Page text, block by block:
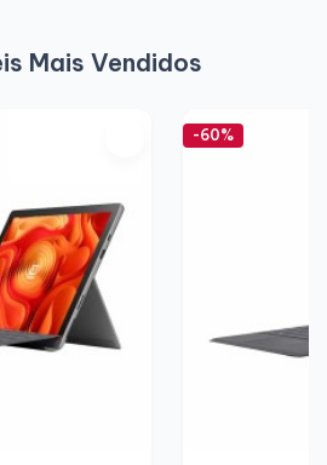
Mais Vendidos
-60%